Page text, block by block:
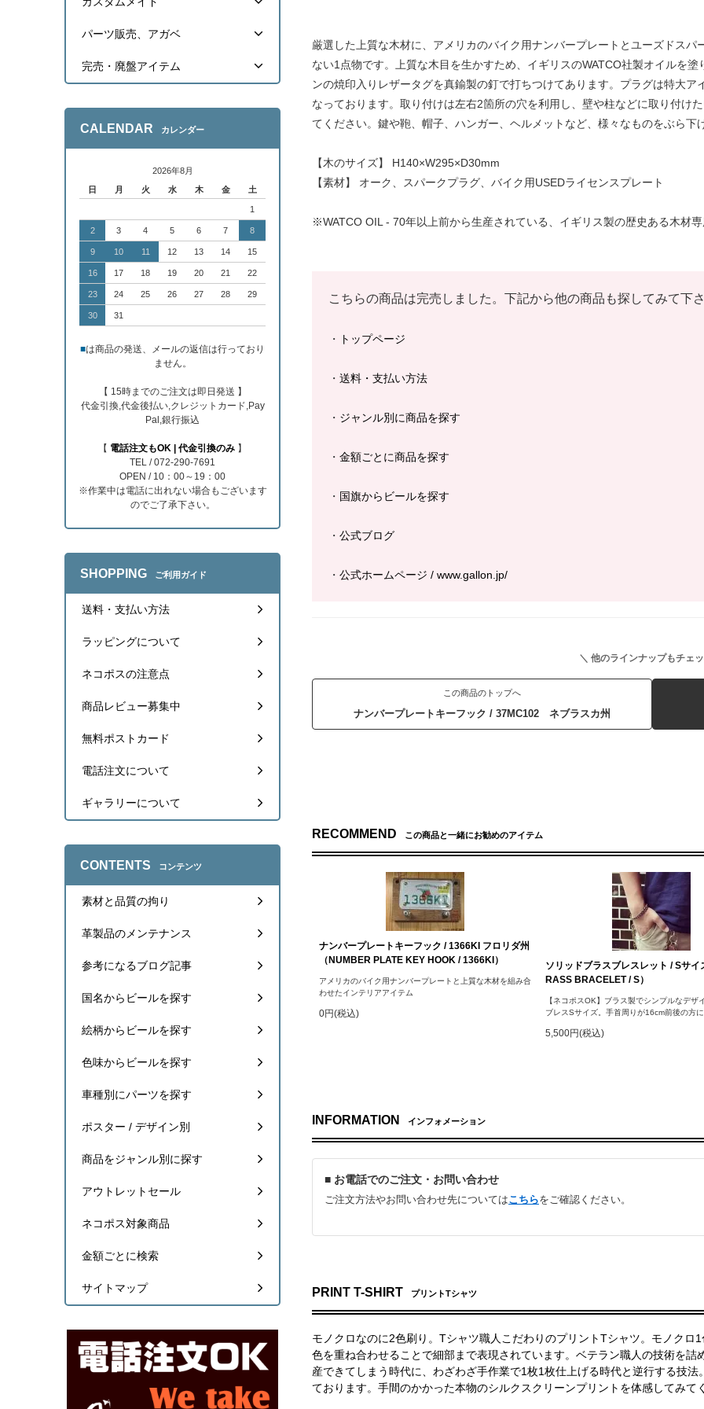
厳選した上質な木材に、アメリカのバイク用ナンバープレートとユーズドス
ない1点物です。上質な木目を生かすため、イギリスのWATCO社製オイルを
ンの焼印入りレザータグを真鍮製の釘で打ちつけてあります。プラグは特大
なっております。取り付けは左右2箇所の穴を利用し、壁や柱などに取り付け
てください。鍵や鞄、帽子、ハンガー、ヘルメットなど、様々なものをぶら下
【木のサイズ】 H140×W295×D30mm
【素材】 オーク、スパークプラグ、バイク用USEDライセンスプレート
※WATCO OIL - 70年以上前から生産されている、イギリス製の歴史ある木材専
こちらの商品は完売しました。下記から他の商品も探してみて下さ
・ トップページ
・ 送料・支払い方法
・ ジャンル別に商品を探す
・ 金額ごとに商品を探す
・ 国旗からビールを探す
・ 公式ブログ
・ 公式ホームページ / www.gallon.jp/
＼ 他のラインナップもチェ
この商品のトップへ
ナンバープレートキーフック / 37MC102 ネブラスカ州
RECOMMEND この商品と一緒にお勧めのアイテム
ナンバープレートキーフック / 1366KI フロリダ州
（NUMBER PLATE KEY HOOK / 1366KI）
アメリカのバイク用ナンバープレートと上質な木材を組み合
わせたインテリアアイテム
0円(税込)
ソリッドブラスブレスレット / Sサイ
RASS BRACELET / S）
【ネコポスOK】ブラス製でシンプルなデザ
ブレスSサイズ。手首周りが16cm前後の方に
5,500円(税込)
INFORMATION インフォメーション
■ お電話でのご注文・お問い合わせ
ご注文方法やお問い合わせ先についてはこちらをご確認ください。
PRINT T-SHIRT プリントTシャツ
モノクロなのに2色刷り。Tシャツ職人こだわりのプリントTシャツ。モノク
色を重ね合わせることで細部まで表現されています。ベテラン職人の技術を
産できてしまう時代に、わざわざ手作業で1枚1枚仕上げる時代と逆行する技
ております。手間のかかった本物のシルクスクリーンプリントを体感してみて
パーツ販売、アガベ
完売・廃盤アイテム
CALENDAR カレンダー
2026年8月
日
月 火 水 木 金 土
1
2 3 4 5 6 7 8
9 10 11 12 13 14 15
16 17 18 19 20 21 22
23 24 25 26 27 28 29
30 31
■は商品の発送、メールの返信は行っており
ません。
【 15時までのご注文は即日発送 】
代金引換,代金後払い,クレジットカード,Pay
Pal,銀行振込
【 電話注文もOK | 代金引換のみ 】
TEL / 072-290-7691
OPEN / 10：00～19：00
※作業中は電話に出れない場合もございます
のでご了承下さい。
SHOPPING ご利用ガイド
送料・支払い方法
ラッピングについて
ネコポスの注意点
商品レビュー募集中
無料ポストカード
電話注文について
ギャラリーについて
CONTENTS コンテンツ
素材と品質の拘り
革製品のメンテナンス
参考になるブログ記事
国名からビールを探す
絵柄からビールを探す
色味からビールを探す
車種別にパーツを探す
ポスター / デザイン別
商品をジャンル別に探す
アウトレットセール
ネコポス対象商品
金額ごとに検索
サイトマップ